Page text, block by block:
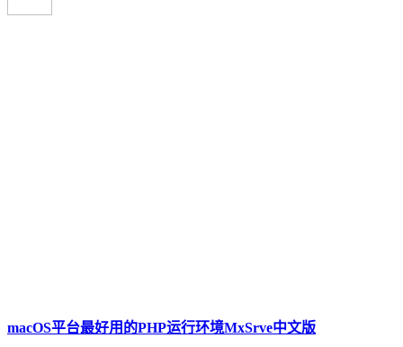
macOS平台最好用的PHP运行环境MxSrve中文版